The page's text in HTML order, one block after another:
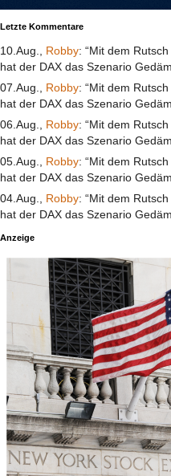
Letzte Kommentare
10.Aug., Robby: “Mit dem
hat der DAX das Szenario
07.Aug., Robby: “Mit dem
hat der DAX das Szenario
06.Aug., Robby: “Mit dem
hat der DAX das Szenario
05.Aug., Robby: “Mit dem
hat der DAX das Szenario
04.Aug., Robby: “Mit dem
hat der DAX das Szenario
Anzeige